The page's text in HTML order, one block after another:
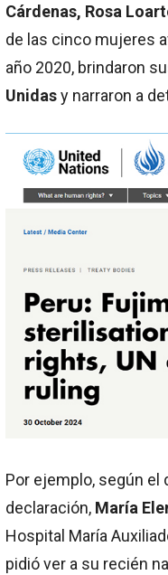
Cárdenas, Rosa
de las cinco mujeres
año 2020, brindaron
Unidasy narraron a
Por ejemplo, según el
declaración, María
Hospital María
pidió ver a su recién